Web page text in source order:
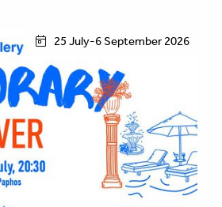
25 July-6 September 2026